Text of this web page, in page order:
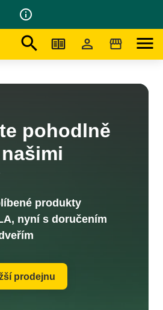
info_outline
search menu
Online nákup
pohodlně
produkty
nyní s doručením
prodejnu